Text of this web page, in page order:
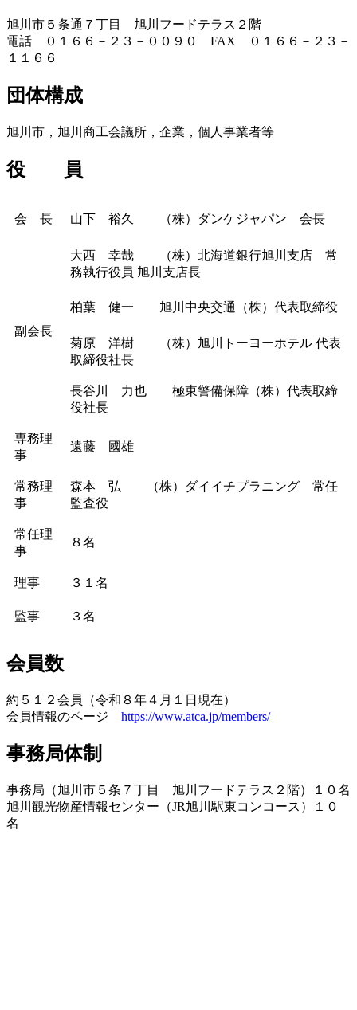
旭川市５条通７丁目 旭川フードテラス２階
電話 ０１６６－２３－００９０ FAX ０１６６－２３－
１１６６
団体構成
旭川市，旭川商工会議所，企業，個人事業者等
役 員
会 長 山下 裕久 （株）ダンケジャパン 会長
副会長
大西 幸哉 （株）北海道銀行旭川支店 常
務執行役員 旭川支店長
柏葉 健一 旭川中央交通（株）代表取締役
菊原 洋樹 （株）旭川トーヨーホテル 代表
取締役社長
長谷川 力也 極東警備保障（株）代表取締
役社長
専務理
事
遠藤 國雄
常務理
事
森本 弘 （株）ダイイチプラニング 常任
監査役
常任理
事
８名
理事 ３１名
監事 ３名
会員数
約５１２会員（令和８年４月１日現在）
会員情報のページ https://www.atca.jp/members/
事務局体制
事務局（旭川市５条７丁目 旭川フードテラス２階）１０名
旭川観光物産情報センター（JR旭川駅東コンコース）１０
名